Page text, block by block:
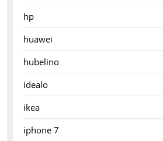
hp
huawei
hubelino
idealo
ikea
iphone 7